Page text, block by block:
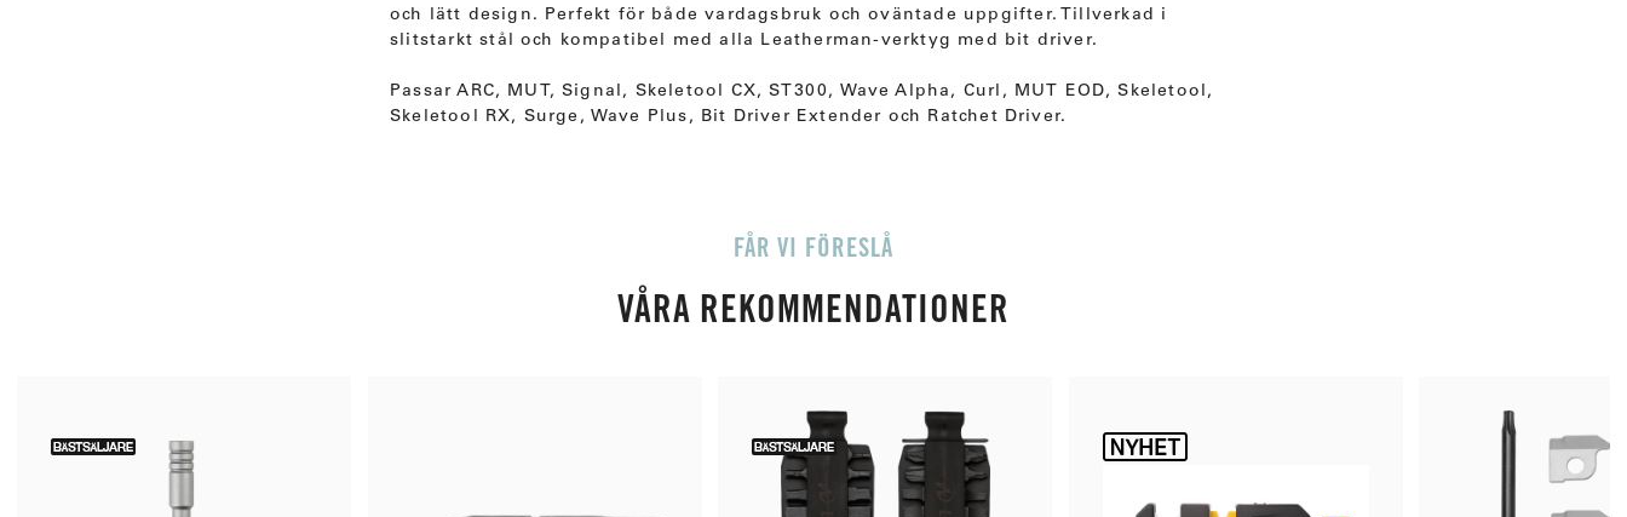
och lätt design. Perfekt för både vardagsbruk och oväntade uppgifter. Tillverkad i
slitstarkt stål och kompatibel med alla Leatherman-verktyg med bit driver.
Passar ARC, MUT, Signal, Skeletool CX, ST300, Wave Alpha, Curl, MUT EOD, Skeletool,
Skeletool RX, Surge, Wave Plus, Bit Driver Extender och Ratchet Driver.
FÅR VI FÖRESLÅ
VÅRA REKOMMENDATIONER